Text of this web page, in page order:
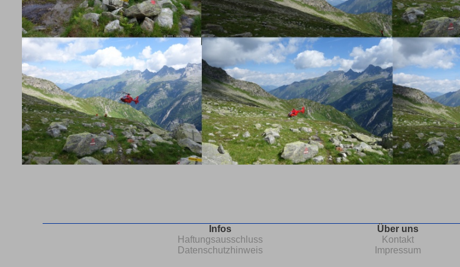
Infos
Haftungsausschluss
Datenschutzhinweis
Über uns
Kontakt
Impressum